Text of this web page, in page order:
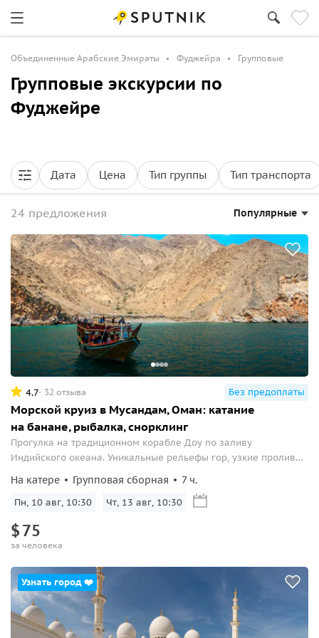
Объединенные Арабские Эмираты Фуджейра Групповые
Групповые экскурсии по
Фуджейре
Дата Цена Тип группы Тип транспорта
24 предложения Популярные
4.7 32 отзыва Без предоплаты
Морской круиз в Мусандам, Оман: катание
на банане, рыбалка, снорклинг
Прогулка на традиционном корабле Доу по заливу
Индийского океана. Уникальные рельефы гор, узкие проливы,
На катере Групповая сборная 7 ч.
Пн, 10 авг, 10:30 Чт, 13 авг, 10:30
$75
за человека
Узнать город ❤️